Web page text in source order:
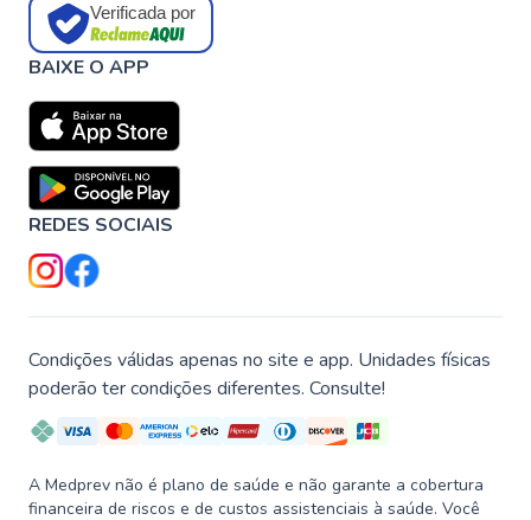
Verificada por
BAIXE O APP
REDES SOCIAIS
Condições válidas apenas no site e app. Unidades físicas
poderão ter condições diferentes. Consulte!
A Medprev não é plano de saúde e não garante a cobertura
financeira de riscos e de custos assistenciais à saúde. Você